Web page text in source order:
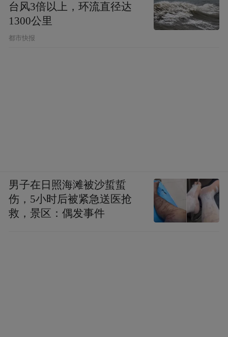
台风3倍以上，环流直径达
1300公里
都市快报
男子在日照海滩被沙蜇蜇
伤，5小时后被紧急送医抢
救，景区：偶发事件